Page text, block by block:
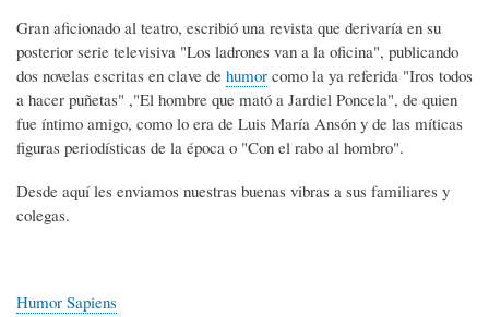
Gran aficionado al teatro, escribió una revista que derivaría en su
posterior serie televisiva "Los ladrones van a la oficina", publicando
dos novelas escritas en clave de humor como la ya referida "Iros todos
a hacer puñetas" ,"El hombre que mató a Jardiel Poncela", de quien
fue íntimo amigo, como lo era de Luis María Ansón y de las míticas
figuras periodísticas de la época o "Con el rabo al hombro".
Desde aquí les enviamos nuestras buenas vibras a sus familiares y
colegas.
Humor Sapiens